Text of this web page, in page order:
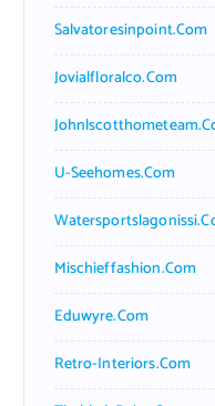
Salvatoresinpoint.com
Jovialfloralco.com
U-Seehomes.com
Mischieffashion.com
Eduwyre.com
Retro-Interiors.com